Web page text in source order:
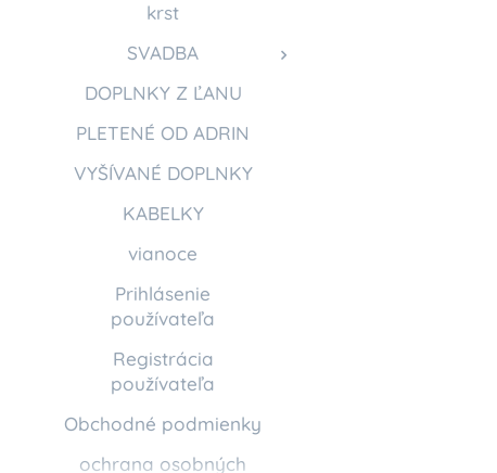
krst
SVADBA
DOPLNKY Z ĽANU
PLETENÉ OD ADRIN
VYŠÍVANÉ DOPLNKY
KABELKY
vianoce
Prihlásenie
používateľa
Registrácia
používateľa
Obchodné podmienky
ochrana osobných